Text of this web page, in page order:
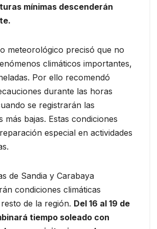
mínimas descenderán
meteorológico precisó que no
climáticos importantes,
Por ello recomendó
durante las horas
se registrarán las
más bajas. Estas condiciones
especial en actividades
de Sandia y Carabaya
condiciones climáticas
de la región. Del 16 al 19 de
tiempo soleado con